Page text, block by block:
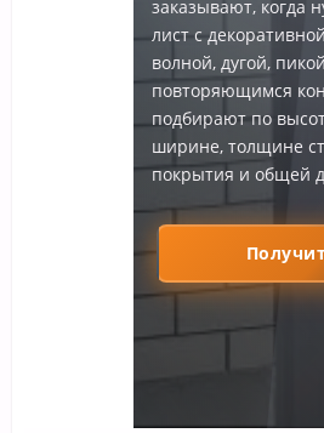
заказывают, когда
лист с
волной, дугой,
повторяющимся
подбирают по
ширине, толщине
покрытия и общей